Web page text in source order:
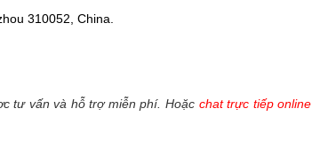
310052, China.
tư vấn và hỗ trợ miễn phí. Hoặc chat trực tiếp online